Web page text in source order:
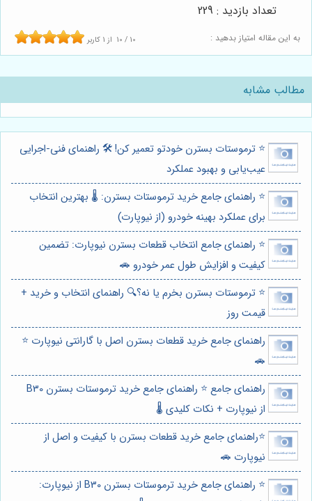
به این مقاله امتیاز بدهید : 10 / 10 از1 کاربر
تعداد بازدید : 229
مطالب مشابه
⭐️ ترموستات بسترن خودتو تعمیر کن! 🛠️ راهنمای فنی-اجرایی
عیب‌یابی و بهبود عملکرد
⭐️ راهنمای جامع خرید ترموستات بسترن: 🌡️ بهترین انتخاب
برای عملکرد بهینه خودرو (از نیوپارت)
⭐️ راهنمای جامع انتخاب قطعات بسترن نیوپارت: تضمین
کیفیت و افزایش طول عمر خودرو 🚗
⭐️ ترموستات بسترن بخرم یا نه؟🔍 راهنمای انتخاب و خرید +
قیمت روز
راهنمای جامع خرید قطعات بسترن اصل با گارانتی نیوپارت ⭐️
🚗
راهنمای جامع ⭐️ راهنمای جامع خرید ترموستات بسترن B30
از نیوپارت + نکات کلیدی 🌡️
⭐️راهنمای جامع خرید قطعات بسترن با کیفیت و اصل از
نیوپارت 🚗
⭐️ راهنمای جامع خرید ترموستات بسترن B30 از نیوپارت: